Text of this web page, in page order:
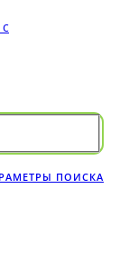
ПОИСКА